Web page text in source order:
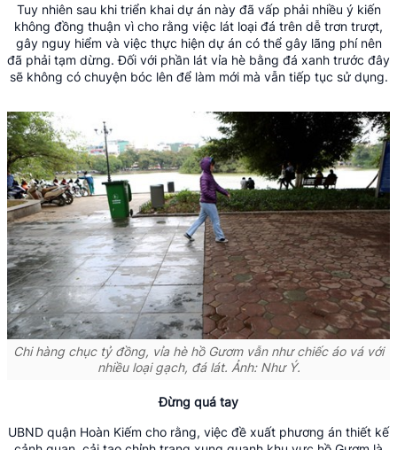
Tuy nhiên sau khi triển khai dự án này đã vấp phải nhiều ý kiến
không đồng thuận vì cho rằng việc lát loại đá trên dễ trơn trượt,
gây nguy hiểm và việc thực hiện dự án có thể gây lãng phí nên
đã phải tạm dừng. Đối với phần lát vỉa hè bằng đá xanh trước đây
sẽ không có chuyện bóc lên để làm mới mà vẫn tiếp tục sử dụng.
Chi hàng chục tỷ đồng, vỉa hè hồ Gươm vẫn như chiếc áo vá với
nhiều loại gạch, đá lát. Ảnh: Như Ý.
Đừng quá tay
UBND quận Hoàn Kiếm cho rằng, việc đề xuất phương án thiết kế